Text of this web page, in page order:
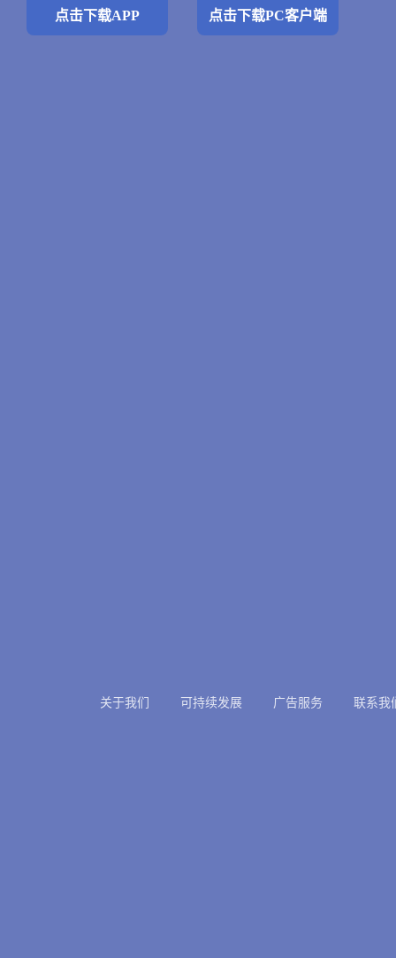
点击下载APP 点击下载PC客户端
关于我们 可持续发展 广告服务 联系我